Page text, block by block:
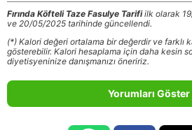
Fırında Köfteli Taze Fasulye Tarifiilk olarak
ve 20/05/2025 tarihinde güncellendi.
(*) Kalori değeri ortalama bir değerdir ve farklı
gösterebilir. Kalori hesaplama için daha kesin
diyetisyeninize danışmanızı öneririz.
Yorumları